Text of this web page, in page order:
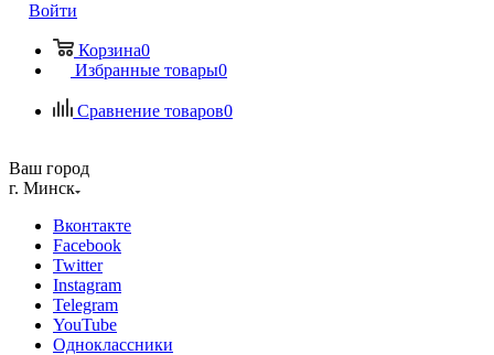
Войти
Корзина0
Избранные товары0
Сравнение товаров0
Ваш город
г. Минск
Вконтакте
Facebook
Twitter
Instagram
Telegram
YouTube
Одноклассники